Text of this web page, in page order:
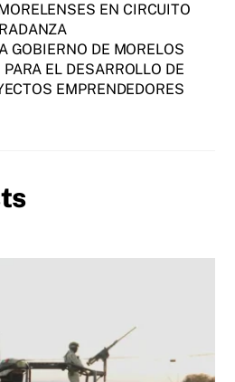
EN CIRCUITO
GOBIERNO DE MORELOS
EL DESARROLLO DE
EMPRENDEDORES